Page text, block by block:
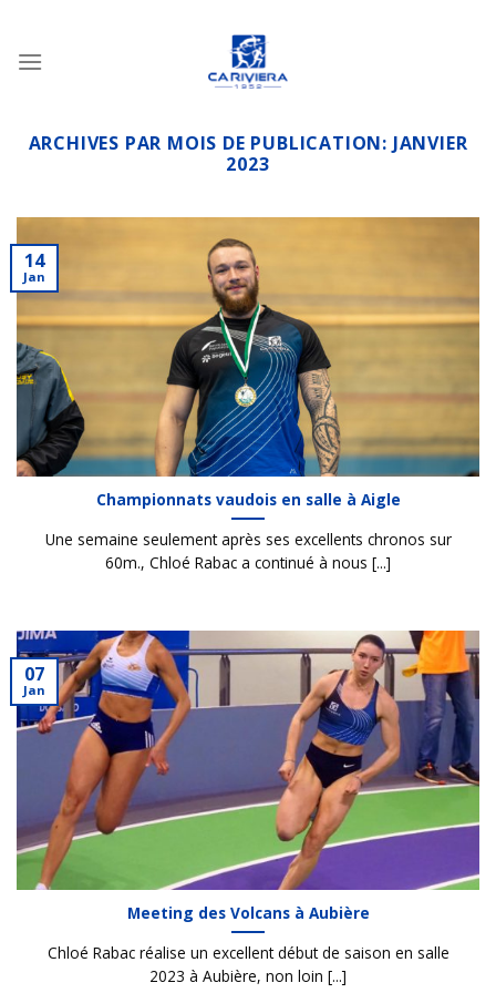
contenu
ARCHIVES PAR MOIS DE PUBLICATION: JANVIER
2023
Championnats vaudois en salle à Aigle
Une semaine seulement après ses excellents chronos sur
60m., Chloé Rabac a continué à nous [...]
14
Jan
Meeting des Volcans à Aubière
Chloé Rabac réalise un excellent début de saison en salle
2023 à Aubière, non loin [...]
07
Jan